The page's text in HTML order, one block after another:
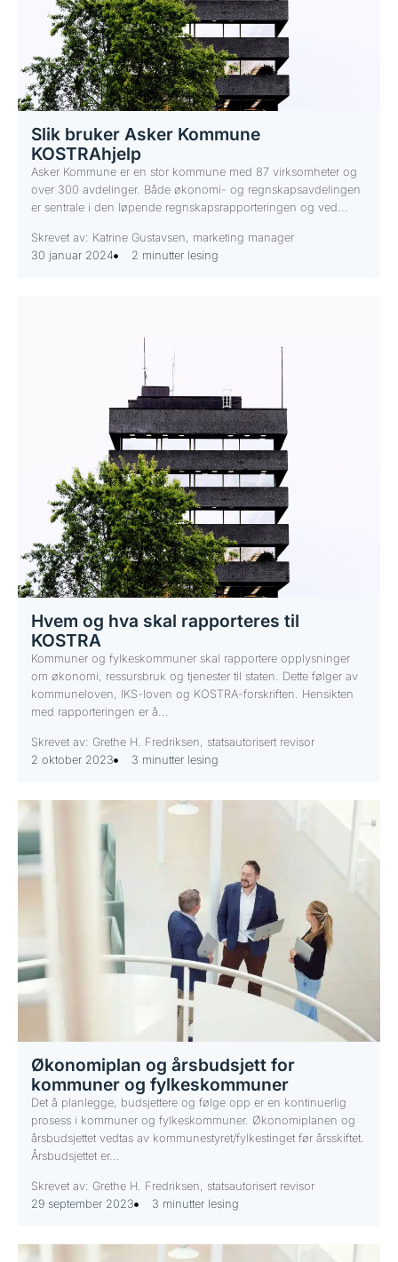
Slik bruker Asker Kommune
KOSTRAhjelp
Asker Kommune er en stor kommune med 87 virksomheter og
over 300 avdelinger. Både økonomi- og regnskapsavdelingen
er sentrale i den løpende regnskapsrapporteringen og ved...
Skrevet av: Katrine Gustavsen, marketing manager
30 januar 2024
2 minutter lesing
Hvem og hva skal rapporteres til
KOSTRA
Kommuner og fylkeskommuner skal rapportere opplysninger
om økonomi, ressursbruk og tjenester til staten. Dette følger av
kommuneloven, IKS-loven og KOSTRA-forskriften. Hensikten
med rapporteringen er å...
Skrevet av: Grethe H. Fredriksen, statsautorisert revisor
2 oktober 2023
3 minutter lesing
Økonomiplan og årsbudsjett for
kommuner og fylkeskommuner
Det å planlegge, budsjettere og følge opp er en kontinuerlig
prosess i kommuner og fylkeskommuner. Økonomiplanen og
årsbudsjettet vedtas av kommunestyret/fylkestinget før årsskiftet.
Årsbudsjettet er...
Skrevet av: Grethe H. Fredriksen, statsautorisert revisor
29 september 2023
3 minutter lesing